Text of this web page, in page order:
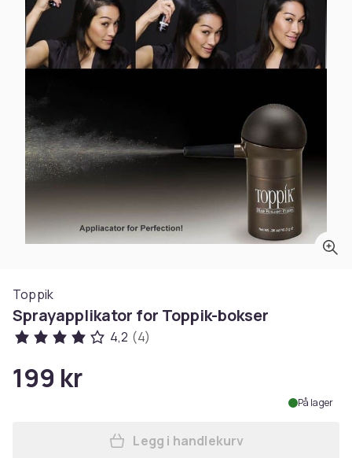
Toppik
Sprayapplikator for Toppik-bokser
4,2 (4)
199 kr
På lager
Legg Sprayapplikator for
Legg i handlekurv